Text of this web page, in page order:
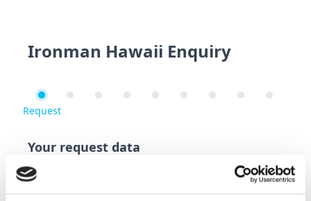
Ironman Hawaii Enquiry
Request
Request
ServicesFlightRentalcarIsland Hopping
InsuranceContactGuests
Your request data
All travel offers can be customized individually - build
your own trip!
On the following pages, you have the opportunity to